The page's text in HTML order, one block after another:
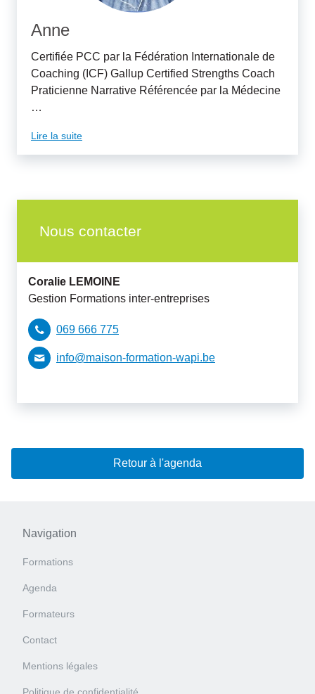
Anne
Certifiée PCC par la Fédération Internationale de
Coaching (ICF) Gallup Certified Strengths Coach
Praticienne Narrative Référencée par la Médecine
…
Lire la suite
Nous contacter
Coralie LEMOINE
Gestion Formations inter-entreprises
069 666 775
info@maison-formation-wapi.be
Retour à l'agenda
Navigation
Formations
Agenda
Formateurs
Contact
Mentions légales
Politique de confidentialité